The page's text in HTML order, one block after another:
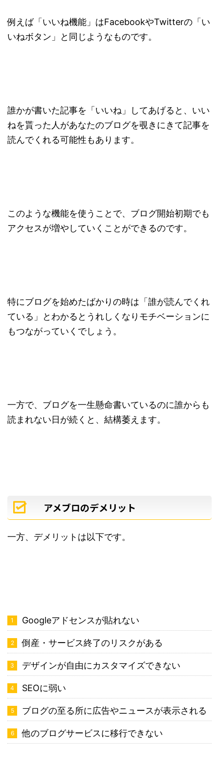
例えば「いいね機能」はFacebookやTwitterの「い
いねボタン」と同じようなものです。
誰かが書いた記事を「いいね」してあげると、いい
ねを貰った人があなたのブログを覗きにきて記事を
読んでくれる可能性もあります。
このような機能を使うことで、ブログ開始初期でも
アクセスが増やしていくことができるのです。
特にブログを始めたばかりの時は「誰が読んでくれ
ている」とわかるとうれしくなりモチベーションに
もつながっていくでしょう。
一方で、ブログを一生懸命書いているのに誰からも
読まれない日が続くと、結構萎えます。
アメブロのデメリット
一方、デメリットは以下です。
Googleアドセンスが貼れない
倒産・サービス終了のリスクがある
デザインが自由にカスタマイズできない
SEOに弱い
ブログの至る所に広告やニュースが表示される
他のブログサービスに移行できない